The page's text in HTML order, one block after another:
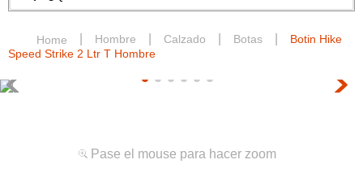
Hombre Calzado Botas
Botin Hike
Speed Strike 2 Ltr T Hombre
Pase el mouse para hacer zoom
TÉRMINOS MÁS BUSCADOS
.
merrell hombre
morrales